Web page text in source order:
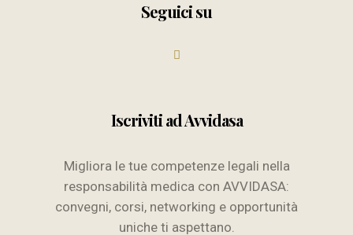
Seguici su
Iscriviti ad Avvidasa
Migliora le tue competenze legali nella
responsabilità medica con AVVIDASA:
convegni, corsi, networking e opportunità
uniche ti aspettano.